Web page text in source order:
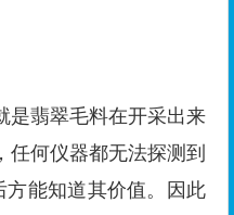
是翡翠毛料在开采出来
何仪器都无法探测到
方能知道其价值。因此